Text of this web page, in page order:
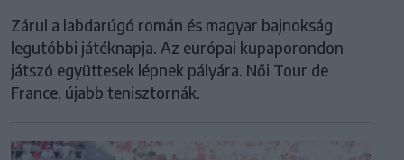
Zárul a labdarúgó román és magyar bajnokság
legutóbbi játéknapja. Az európai kupaporondon
játszó együttesek lépnek pályára. Női Tour de
France, újabb tenisztornák.